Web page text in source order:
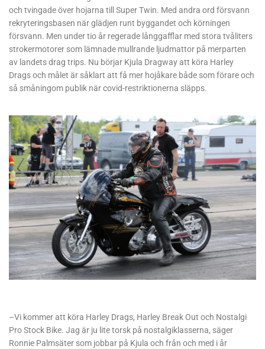
och tvingade över hojarna till Super Twin. Med andra ord försvann
rekryteringsbasen när glädjen runt byggandet och körningen
försvann. Men under tio år regerade långgafflar med stora tvåliters
strokermotorer som lämnade mullrande ljudmattor på merparten
av landets drag trips. Nu börjar Kjula Dragway att köra Harley
Drags och målet är såklart att få mer hojåkare både som förare och
så småningom publik när covid-restriktionerna släpps.
–Vi kommer att köra Harley Drags, Harley Break Out och Nostalgi
Pro Stock Bike. Jag är ju lite torsk på nostalgiklasserna, säger
Ronnie Palmsäter som jobbar på Kjula och från och med i år